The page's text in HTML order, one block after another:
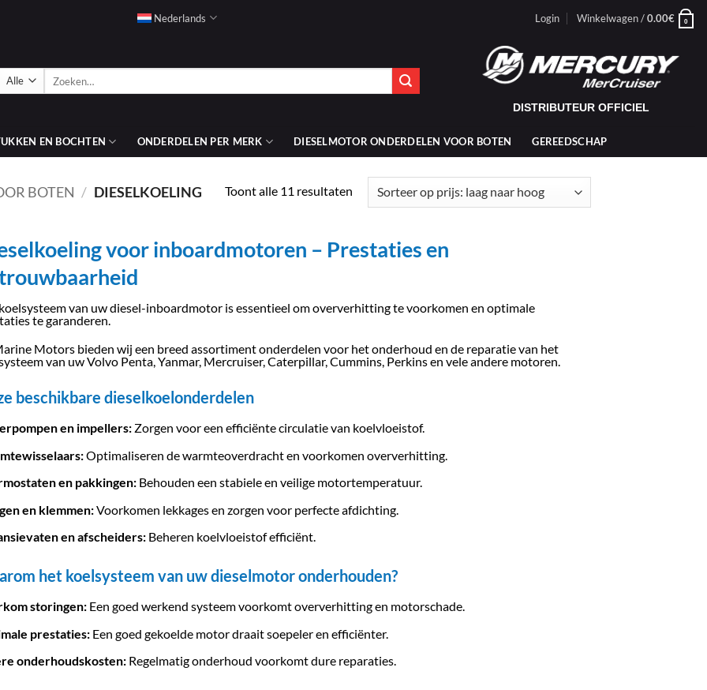
Nederlands Login Winkelwagen /0.00€ 0
DISTRIBUTEUR OFFICIEL
EN BOCHTEN ONDERDELEN PER MERK DIESELMOTOR ONDERDELEN VOOR BOTEN GEREEDSCHAP
BOTEN / DIESELKOELING Toont alle 11 resultatenGesorteerd
naar
hoog
voor inboardmotoren – Prestaties en
van uw diesel-inboardmotor is essentieel om oververhitting te voorkomen en optimale
te garanderen.
Motors bieden wij een breed assortiment onderdelen voor het onderhoud en de reparatie van het
van uw Volvo Penta, Yanmar, Mercruiser, Caterpillar, Cummins, Perkins en vele andere motoren.
beschikbare dieselkoelonderdelen
en impellers: Zorgen voor een efficiënte circulatie van koelvloeistof.
Optimaliseren de warmteoverdracht en voorkomen oververhitting.
en pakkingen: Behouden een stabiele en veilige motortemperatuur.
en klemmen:Voorkomen lekkages en zorgen voor perfecte afdichting.
en afscheiders: Beheren koelvloeistof efficiënt.
het koelsysteem van uw dieselmotor onderhouden?
storingen: Een goed werkend systeem voorkomt oververhitting en motorschade.
prestaties: Een goed gekoelde motor draait soepeler en efficiënter.
onderhoudskosten: Regelmatig onderhoud voorkomt dure reparaties.